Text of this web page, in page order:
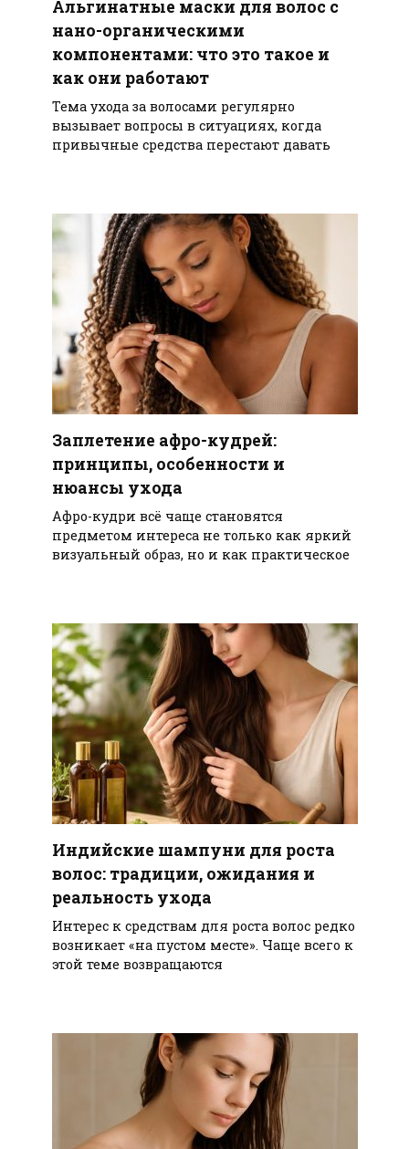
Альгинатные маски для волос с
нано-органическими
компонентами: что это такое и
как они работают
Тема ухода за волосами регулярно
вызывает вопросы в ситуациях, когда
привычные средства перестают давать
Заплетение афро-кудрей:
принципы, особенности и
нюансы ухода
Афро-кудри всё чаще становятся
предметом интереса не только как яркий
визуальный образ, но и как практическое
Индийские шампуни для роста
волос: традиции, ожидания и
реальность ухода
Интерес к средствам для роста волос редко
возникает «на пустом месте». Чаще всего к
этой теме возвращаются